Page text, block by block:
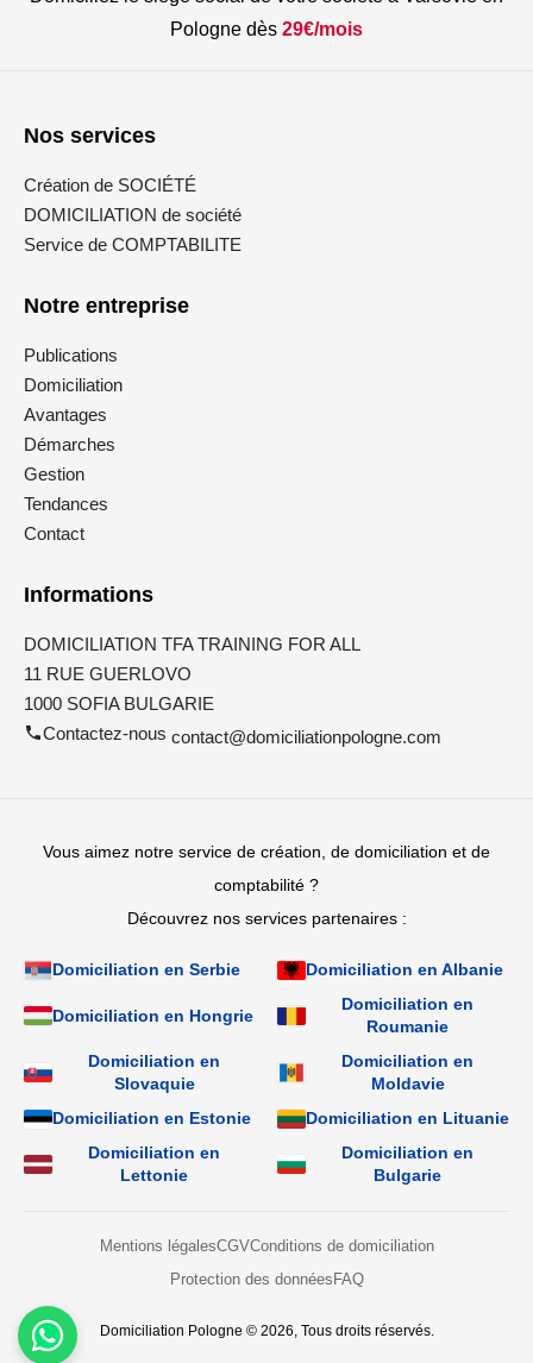
Pologne dès 29€/mois
Nos services
Création de SOCIÉTÉ
DOMICILIATION de société
Service de COMPTABILITE
Notre entreprise
Publications
Domiciliation
Avantages
Démarches
Gestion
Tendances
Contact
Informations
DOMICILIATION TFA TRAINING FOR ALL
11 RUE GUERLOVO
1000 SOFIA BULGARIE
Contactez-nous contact@domiciliationpologne.com
Vous aimez notre service de création, de domiciliation et de
comptabilité ?
Découvrez nos services partenaires :
Domiciliation en Serbie Domiciliation en Albanie
Domiciliation en Hongrie
Domiciliation en
Roumanie
Domiciliation en
Slovaquie
Domiciliation en
Moldavie
Domiciliation en Estonie
Domiciliation en Lituanie
Domiciliation en
Lettonie
Domiciliation en
Bulgarie
Mentions légalesCGVConditions de domiciliation
Protection des données FAQ
Domiciliation Pologne © 2026, Tous droits réservés.